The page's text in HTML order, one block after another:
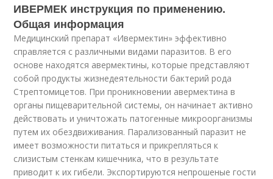
ИВЕРМЕК инструкция по применению.
Общая информация
Медицинский препарат «Ивермектин» эффективно
справляется с различными видами паразитов. В его
основе находятся авермектины, которые представляют
собой продукты жизнедеятельности бактерий рода
Стрептомицетов. При проникновении авермектина в
органы пищеварительной системы, он начинает активно
действовать и уничтожать патогенные микроорганизмы
путем их обездвиживания. Парализованный паразит не
имеет возможности питаться и прикрепляться к
слизистым стенкам кишечника, что в результате
приводит к их гибели. Экспортируются непрошеные гости